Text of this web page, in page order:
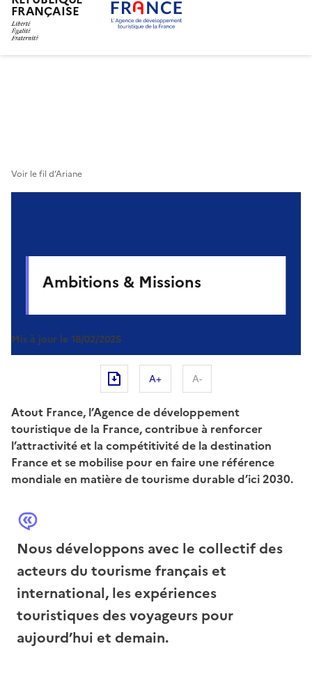
FRANÇAISE
Voir le fil d’Ariane
Ambitions & Missions
Mis à jour le18/02/2025
A+ A-
Atout France, l’Agence de développement
touristique de la France, contribue à renforcer
l’attractivité et la compétitivité de la destination
France et se mobilise pour en faire une référence
mondiale en matière de tourisme durable d’ici 2030.
Nous développons avec le collectif des
acteurs du tourisme français et
international, les expériences
touristiques des voyageurs pour
aujourd’hui et demain.